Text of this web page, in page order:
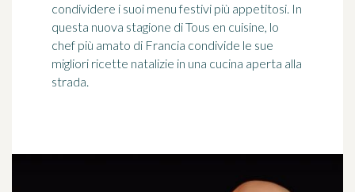
condividere i suoi menu festivi più appetitosi. In
questa nuova stagione di Tous en cuisine, lo
chef più amato di Francia condivide le sue
migliori ricette natalizie in una cucina aperta alla
strada.